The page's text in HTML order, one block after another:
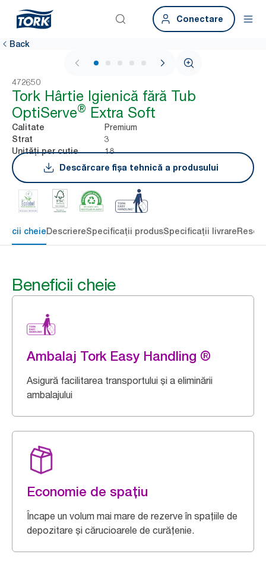
Conectare
Back
1 / 5
472650
Tork Hârtie Igienică fără Tub
OptiServe® Extra Soft
Calitate Premium
Strat 3
Unități per cutie
18
Descărcare fișa tehnică a produsului
cheieDescriereSpecificații produsSpecificații livrare
Beneficii cheie
Ambalaj Tork Easy Handling ®
Asigură facilitarea transportului și a eliminării
ambalajului
Economie de spațiu
Încape un volum mai mare de rezerve în spațiile de
depozitare și cărucioarele de curățenie.